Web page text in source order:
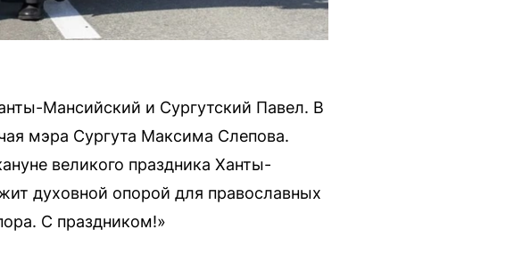
Мансийский и Сургутский Павел. В
мэра Сургута Максима Слепова.
великого праздника Ханты-
духовной опорой для православных
С праздником!»